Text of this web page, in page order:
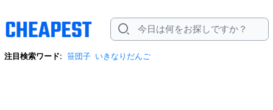
注目検索ワード: 笹団子 いきなりだんご